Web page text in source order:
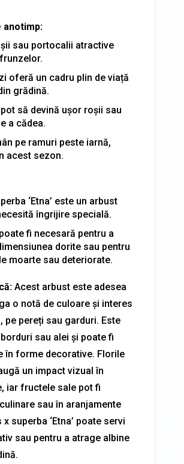
anotimp:
sau portocalii atractive
oferă un cadru plin de viață
grădină.
să devină ușor roșii sau
a cădea.
pe ramuri peste iarnă,
acest sezon.
‘Etna’ este un arbust
îngrijire specială.
fi necesară pentru a
dorite sau pentru
moarte sau deteriorate.
Acest arbust este adesea
o notă de culoare și interes
pe pereți sau garduri. Este
sau alei și poate fi
în forme decorative. Florile
un impact vizual în
iar fructele sale pot fi
sau în aranjamente
superba ‘Etna’ poate servi
sau pentru a atrage albine